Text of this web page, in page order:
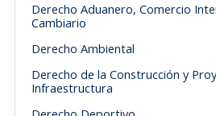
Derecho Aduanero, Comercio
Cambiario
Derecho Ambiental
Derecho de la Construcción y
Infraestructura